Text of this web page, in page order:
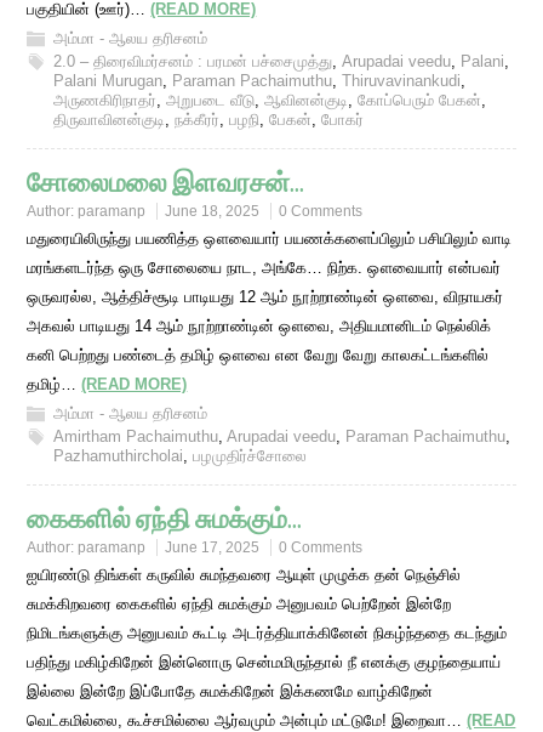
பகுதியின் (ஊர்)…(READ MORE)
அம்மா - ஆலய தரிசனம்
2.0 – திரைவிமர்சனம் : பரமன் பச்சைமுத்து,Arupadai veedu, Palani,
Palani Murugan, Paraman Pachaimuthu,Thiruvavinankudi,
அருணகிரிநாதர்,அறுபடை வீடு,ஆவினன்குடி,கோப்பெரும் பேகன்,
திருவாவினன்குடி,நக்கீரர்,பழநி,பேகன்,போகர்
சோலைமலை இளவரசன்…
Author: paramanp June 18, 2025 0 Comments
மதுரையிலிருந்து பயணித்த ஔவையார் பயணக்களைப்பிலும் பசியிலும் வாடி
மரங்களடர்ந்த ஒரு சோலையை நாட, அங்கே… நிற்க. ஔவையார் என்பவர்
ஒருவரல்ல, ஆத்திச்சூடி பாடியது 12 ஆம் நூற்றாண்டின் ஔவை, விநாயகர்
அகவல் பாடியது 14 ஆம் நூற்றாண்டின் ஔவை, அதியமானிடம் நெல்லிக்
கனி பெற்றது பண்டைத் தமிழ் ஔவை என வேறு வேறு காலகட்டங்களில்
தமிழ்…(READ MORE)
அம்மா - ஆலய தரிசனம்
Amirtham Pachaimuthu,Arupadai veedu, Paraman Pachaimuthu,
Pazhamuthircholai,பழமுதிர்ச்சோலை
கைகளில் ஏந்தி சுமக்கும்…
Author: paramanp June 17, 2025 0 Comments
ஐயிரண்டு திங்கள் கருவில் சுமந்தவரை ஆயுள் முழுக்க தன் நெஞ்சில்
சுமக்கிறவரை கைகளில் ஏந்தி சுமக்கும் அனுபவம் பெற்றேன் இன்றே
நிமிடங்களுக்கு அனுபவம் கூட்டி அடர்த்தியாக்கினேன் நிகழ்ந்ததை கடந்தும்
பதிந்து மகிழ்கிறேன் இன்னொரு சென்மமிருந்தால் நீ எனக்கு குழந்தையாய்
இல்லை இன்றே இப்போதே சுமக்கிறேன் இக்கணமே வாழ்கிறேன்
வெட்கமில்லை, கூச்சமில்லை ஆர்வமும் அன்பும் மட்டுமே! இறைவா…(READ